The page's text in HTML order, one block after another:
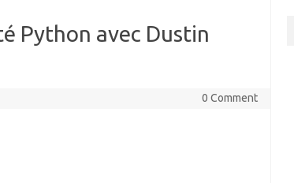
Python avec Dustin
0 Comment